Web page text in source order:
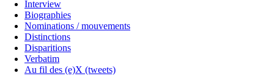
Interview
Biographies
Nominations / mouvements
Distinctions
Disparitions
Verbatim
Au fil des (e)X (tweets)